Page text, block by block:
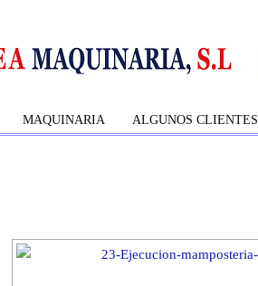
MAQUINARIA ALGUNOS CLIENTES